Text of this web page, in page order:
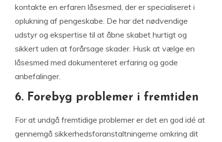
kontakte en erfaren låsesmed, der er specialiseret i
oplukning af pengeskabe. De har det nødvendige
udstyr og ekspertise til at åbne skabet hurtigt og
sikkert uden at forårsage skader. Husk at vælge en
låsesmed med dokumenteret erfaring og gode
anbefalinger.
6. Forebyg problemer i fremtiden
For at undgå fremtidige problemer er det en god idé at
gennemgå sikkerhedsforanstaltningerne omkring dit